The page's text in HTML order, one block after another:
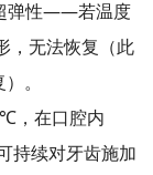
弹性——若温度
，无法恢复（此
。
，在口腔内
持续对牙齿施加